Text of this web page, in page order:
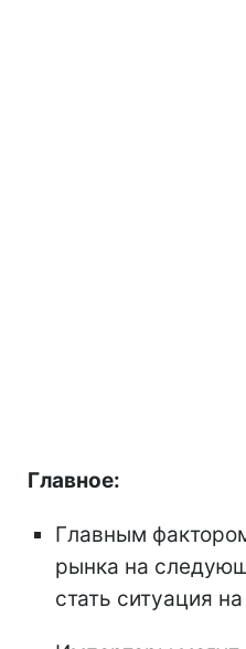
Главное:
Главным
рынка на
стать ситуация